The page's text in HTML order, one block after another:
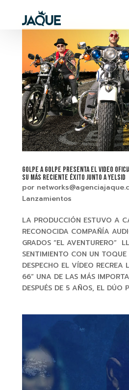
GOLPE A GOLPE Presenta el video
su más reciente éxito junto a YELSID
por
Lanzamientos
LA PRODUCCIÓN ESTUVO A
RECONOCIDA COMPAÑÍA
GRADOS “EL AVENTURERO”
SENTIMIENTO CON UN TOQUE
DESPECHO EL VÍDEO RECREA
66” UNA DE LAS MÁS
DESPUÉS DE 5 AÑOS, EL DÚO